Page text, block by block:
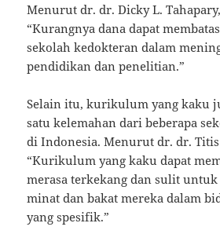
Menurut dr. dr. Dicky L.
“Kurangnya dana dapat
sekolah kedokteran dalam
pendidikan dan penelitian.”
Selain itu, kurikulum yang kaku
satu kelemahan dari beberapa
di Indonesia. Menurut dr. dr. Titis
“Kurikulum yang kaku dapat
merasa terkekang dan sulit
minat dan bakat mereka dalam
yang spesifik.”